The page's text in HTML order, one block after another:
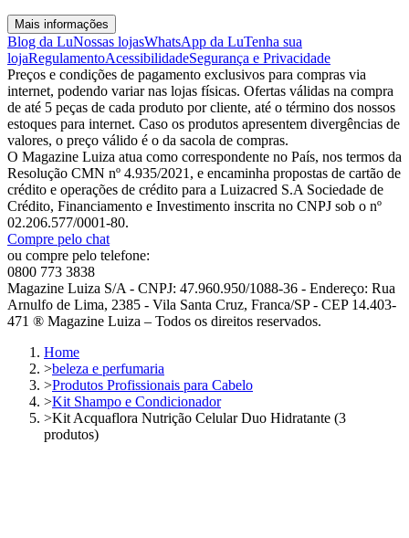
Mais informações
Blog da LuNossas lojasWhatsApp da LuTenha sua
lojaRegulamentoAcessibilidadeSegurança e Privacidade
Preços e condições de pagamento exclusivos para compras via
internet, podendo variar nas lojas físicas. Ofertas válidas na compra
de até 5 peças de cada produto por cliente, até o término dos nossos
estoques para internet. Caso os produtos apresentem divergências de
valores, o preço válido é o da sacola de compras.
O Magazine Luiza atua como correspondente no País, nos termos da
Resolução CMN nº 4.935/2021, e encaminha propostas de cartão de
crédito e operações de crédito para a Luizacred S.A Sociedade de
Crédito, Financiamento e Investimento inscrita no CNPJ sob o nº
02.206.577/0001-80.
Compre pelo chat
ou compre pelo telefone:
0800 773 3838
Magazine Luiza S/A - CNPJ: 47.960.950/1088-36 - Endereço: Rua
Arnulfo de Lima, 2385 - Vila Santa Cruz, Franca/SP - CEP 14.403-
471 ® Magazine Luiza – Todos os direitos reservados.
Home
>beleza e perfumaria
>Produtos Profissionais para Cabelo
>Kit Shampo e Condicionador
>Kit Acquaflora Nutrição Celular Duo Hidratante (3
produtos)